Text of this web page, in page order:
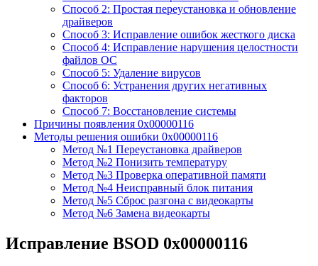
Способ 2: Простая переустановка и обновление
драйверов
Способ 3: Исправление ошибок жесткого диска
Способ 4: Исправление нарушения целостности
файлов ОС
Способ 5: Удаление вирусов
Способ 6: Устранения других негативных
факторов
Способ 7: Восстановление системы
Причины появления 0x00000116
Методы решения ошибки 0x00000116
Метод №1 Переустановка драйверов
Метод №2 Понизить температуру
Метод №3 Проверка оперативной памяти
Метод №4 Неисправный блок питания
Метод №5 Сброс разгона с видеокарты
Метод №6 Замена видеокарты
Исправление BSOD 0х00000116